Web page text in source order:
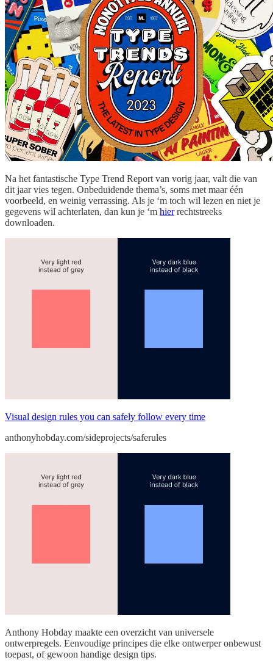
Na het fantastische Type Trend Report van vorig jaar, valt die van
dit jaar vies tegen. Onbeduidende thema’s, soms met maar één
voorbeeld, en weinig verrassing. Als je ‘m toch wil lezen en niet je
gegevens wil achterlaten, dan kun je ‘m hierrechtstreeks
downloaden.
Visual design rules you can safely follow every time
anthonyhobday.com/sideprojects/saferules
Anthony Hobday maakte een overzicht van universele
ontwerpregels. Eenvoudige principes die elke ontwerper onbewust
toepast, of gewoon handige design tips.